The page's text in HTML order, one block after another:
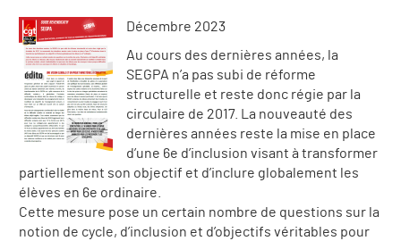
Décembre 2023
Au cours des dernières années, la
SEGPA n’a pas subi de réforme
structurelle et reste donc régie par la
circulaire de 2017. La nouveauté des
dernières années reste la mise en place
d’une 6e d’inclusion visant à transformer
partiellement son objectif et d’inclure globalement les
élèves en 6e ordinaire.
Cette mesure pose un certain nombre de questions sur la
notion de cycle, d’inclusion et d’objectifs véritables pour